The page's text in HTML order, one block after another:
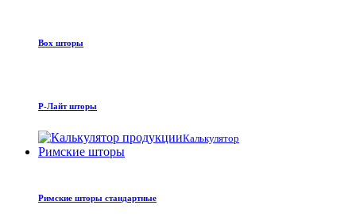
Box шторы
Р-Лайт шторы
Калькулятор
Римские шторы
Римские шторы стандартные